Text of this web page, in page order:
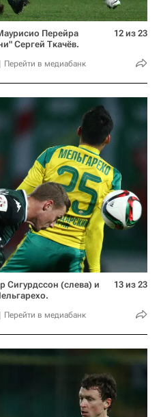
Перейра
Сергей Ткачёв.
Перейти в медиабанк
12 из 23
Сигурдссон (слева) и
Перейти в медиабанк
13 из 23